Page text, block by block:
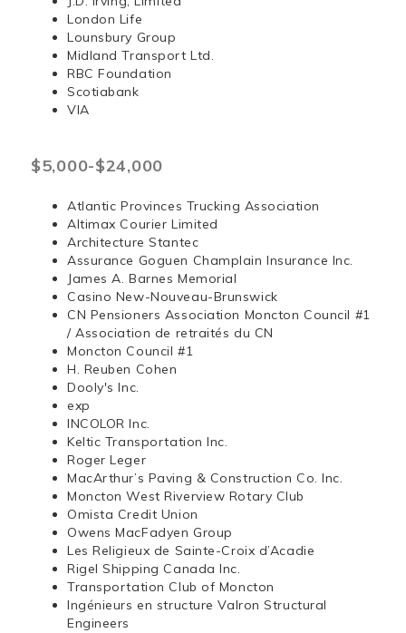
London Life
Lounsbury Group
Midland Transport Ltd.
RBC Foundation
Scotiabank
VIA
$5,000-$24,000
Atlantic Provinces Trucking Association
Altimax Courier Limited
Architecture Stantec
Assurance Goguen Champlain Insurance Inc.
James A. Barnes Memorial
Casino New-Nouveau-Brunswick
CN Pensioners Association Moncton Council #1
/ Association de retraités du CN
Moncton Council #1
H. Reuben Cohen
Dooly's Inc.
exp
INCOLOR Inc.
Keltic Transportation Inc.
Roger Leger
MacArthur’s Paving & Construction Co. Inc.
Moncton West Riverview Rotary Club
Omista Credit Union
Owens MacFadyen Group
Les Religieux de Sainte-Croix d’Acadie
Rigel Shipping Canada Inc.
Transportation Club of Moncton
Ingénieurs en structure Valron Structural
Engineers